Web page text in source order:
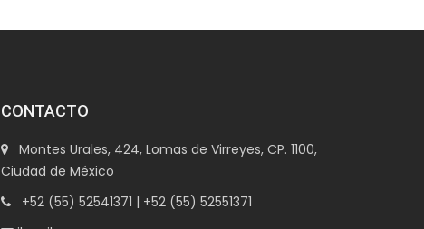
CONTACTO
Montes Urales, 424, Lomas de Virreyes, CP. 1100,
Ciudad de México
+52 (55) 52541371 | +52 (55) 52551371